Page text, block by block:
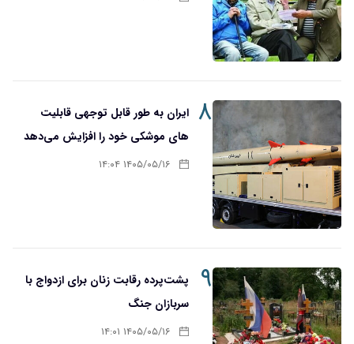
۸ ایران به طور قابل توجهی قابلیت
های موشکی خود را افزایش می‌دهد
۱۴۰۵/۰۵/۱۶ ۱۴:۰۴
۹
پشت‌پرده رقابت زنان برای ازدواج با
سربازان جنگ
۱۴۰۵/۰۵/۱۶ ۱۴:۰۱